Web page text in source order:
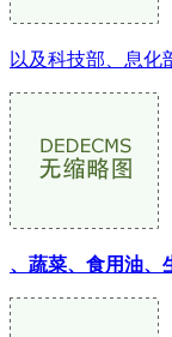
以及科技部、息化
、蔬菜、食用油、